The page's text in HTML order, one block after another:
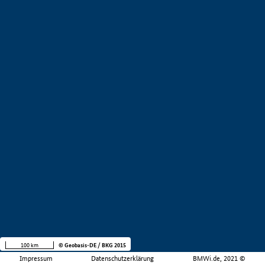
Impressum Datenschutzerklärung BMWi.de, 2021 ©
100 km © Geobasis-DE / BKG 2015